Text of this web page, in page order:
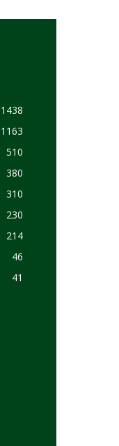
1438
1163
510
380
310
230
214
46
41